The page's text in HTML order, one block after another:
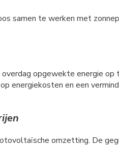
samen te werken met
opgewekte energie op
energiekosten en een
omzetting. De